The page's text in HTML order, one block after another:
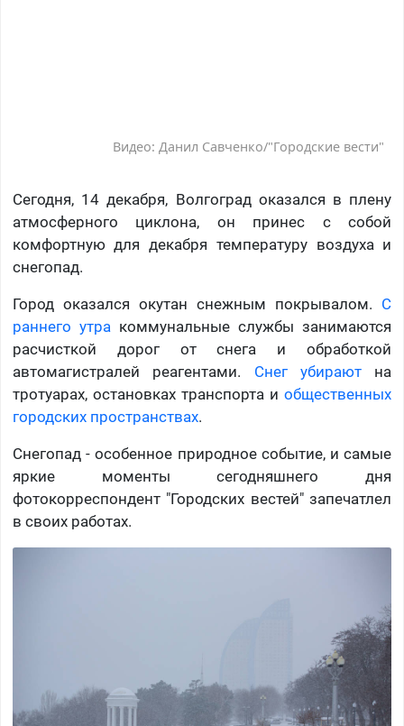
Видео: Данил Савченко/"Городские вести"
Сегодня, 14 декабря, Волгоград оказался в плену
атмосферного циклона, он принес с собой
комфортную для декабря температуру воздуха и
снегопад.
Город оказался окутан снежным покрывалом. С
раннего утра коммунальные службы занимаются
расчисткой дорог от снега и обработкой
автомагистралей реагентами. Снег убирают на
тротуарах, остановках транспорта и общественных
городских пространствах.
Снегопад - особенное природное событие, и самые
яркие моменты сегодняшнего дня
фотокорреспондент "Городских вестей" запечатлел
в своих работах.